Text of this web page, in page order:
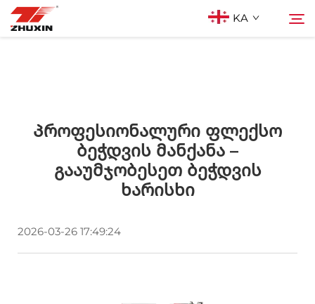
KA
Აპლიკაციები
Კომპანია
Კონტაქტი
Ხშირად დასმული კითხვები
Პროფესიონალური Ფლექსო
Ბეჭდვის Მანქანა –
Გააუმჯობესეთ Ბეჭდვის
Ხარისხი
2026-03-26 17:49:24